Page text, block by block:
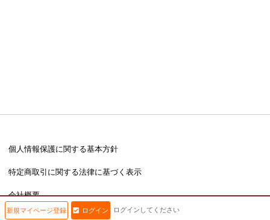
個人情報保護に関する基本方針
特定商取引に関する法律に基づく表示
会社概要
新規マイページ登録 ログイン ログインしてください